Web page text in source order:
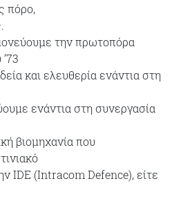
πόρο,
την πρωτοπόρα
και ελευθερία ενάντια στη
ενάντια στη συνεργασία
βιομηχανία που
IDE (Intracom Defence), είτε